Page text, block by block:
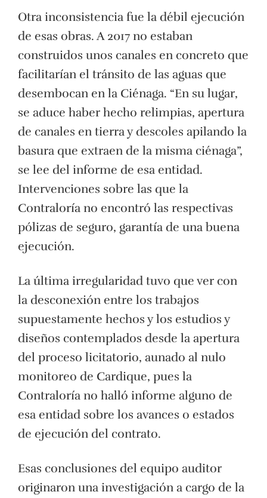
Otra inconsistencia fue la débil ejecución
de esas obras. A 2017 no estaban
construidos unos canales en concreto que
facilitarían el tránsito de las aguas que
desembocan en la Ciénaga. “En su lugar,
se aduce haber hecho relimpias, apertura
de canales en tierra y descoles apilando la
basura que extraen de la misma ciénaga”,
se lee del informe de esa entidad.
Intervenciones sobre las que la
Contraloría no encontró las respectivas
pólizas de seguro, garantía de una buena
ejecución.
La última irregularidad tuvo que ver con
la desconexión entre los trabajos
supuestamente hechos y los estudios y
diseños contemplados desde la apertura
del proceso licitatorio, aunado al nulo
monitoreo de Cardique, pues la
Contraloría no halló informe alguno de
esa entidad sobre los avances o estados
de ejecución del contrato.
Esas conclusiones del equipo auditor
originaron una investigación a cargo de la